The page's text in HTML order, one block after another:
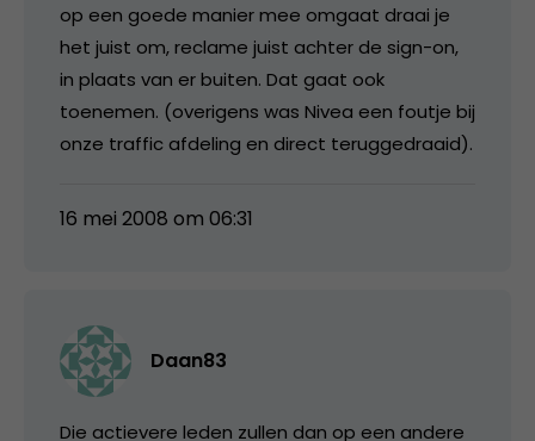
op een goede manier mee omgaat draai je
het juist om, reclame juist achter de sign-on,
in plaats van er buiten. Dat gaat ook
toenemen. (overigens was Nivea een foutje bij
onze traffic afdeling en direct teruggedraaid).
16 mei 2008 om 06:31
Daan83
Die actievere leden zullen dan op een andere